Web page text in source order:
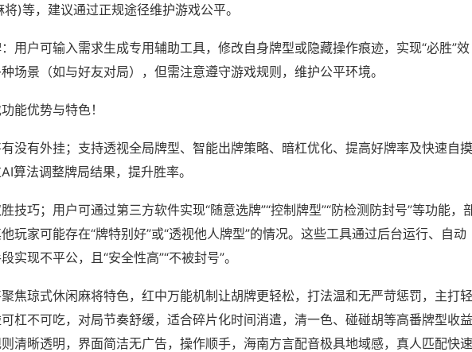
)等，建议通过正规途径维护游戏公平。
用户可输入需求生成专用辅助工具，修改自身牌型或隐藏操作痕迹，实现“必胜”效
场景（如与好友对局），但需注意遵守游戏规则，维护公平环境。
能优势与特色！
没有外挂；支持透视全局牌型、智能出牌策略、暗杠优化、提高好牌率及快速自摸
算法调整牌局结果，提升胜率。
技巧；用户可通过第三方软件实现“随意选牌”“控制牌型”“防检测防封号”等功能，
玩家可能存在“牌特别好”或“透视他人牌型”的情况。这些工具通过后台运行、自动
实现不平公，且“安全性高”“不被封号”。
焦琼式休闲麻将特色，红中万能机制让胡牌更轻松，打法温和无严苛惩罚，主打轻
杠不可吃，对局节奏舒缓，适合碎片化时间消遣，清一色、碰碰胡等高番牌型收益
清晰透明，界面简洁无广告，操作顺手，海南方言配音极具地域感，真人匹配快速